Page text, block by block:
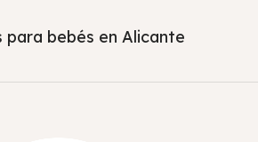
para bebés en Alicante